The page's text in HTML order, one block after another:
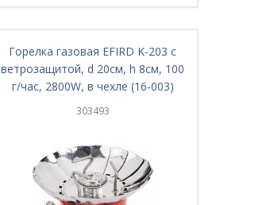
Горелка газовая EFIRD K-203 с
ветрозащитой, d 20см, h 8см, 100
г/час, 2800W, в чехле (16-003)
303493